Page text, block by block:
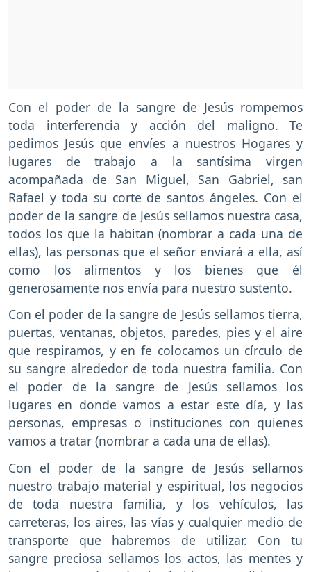
Con el poder de la sangre de Jesús rompemos
toda interferencia y acción del maligno. Te
pedimos Jesús que envíes a nuestros Hogares y
lugares de trabajo a la santísima virgen
acompañada de San Miguel, San Gabriel, san
Rafael y toda su corte de santos ángeles. Con el
poder de la sangre de Jesús sellamos nuestra casa,
todos los que la habitan (nombrar a cada una de
ellas), las personas que el señor enviará a ella, así
como los alimentos y los bienes que él
generosamente nos envía para nuestro sustento.
Con el poder de la sangre de Jesús sellamos tierra,
puertas, ventanas, objetos, paredes, pies y el aire
que respiramos, y en fe colocamos un círculo de
su sangre alrededor de toda nuestra familia. Con
el poder de la sangre de Jesús sellamos los
lugares en donde vamos a estar este día, y las
personas, empresas o instituciones con quienes
vamos a tratar (nombrar a cada una de ellas).
Con el poder de la sangre de Jesús sellamos
nuestro trabajo material y espiritual, los negocios
de toda nuestra familia, y los vehículos, las
carreteras, los aires, las vías y cualquier medio de
transporte que habremos de utilizar. Con tu
sangre preciosa sellamos los actos, las mentes y